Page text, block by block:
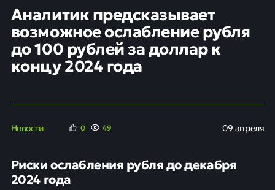
Аналитик предсказывает
возможное ослабление рубля
до 100 рублей за доллар к
концу 2024 года
Новости 0 49 09 апреля
Риски ослабления рубля до декабря
2024 года